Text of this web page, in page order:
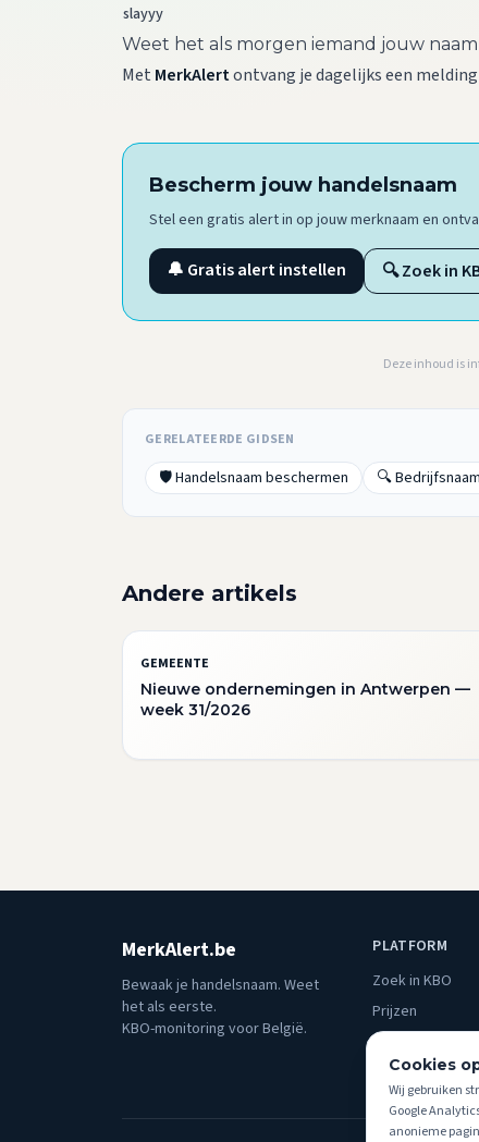
slayyy
Weet het als morgen iemand jouw
Met MerkAlertontvang je dagelijks een
Bescherm jouw handelsnaam
Stel een gratis alert in op jouw merknaam en
🔔 Gratis alert instellen 🔍 Zoek in
Deze inhoud is
GERELATEERDE GIDSEN
🛡️ Handelsnaam beschermen 🔍
Andere artikels
GEMEENTE
Nieuwe ondernemingen in Antwerpen —
week 31/2026
MerkAlert.be
Bewaak je handelsnaam. Weet
het als eerste.
KBO-monitoring voor België.
PLATFORM
Zoek in KBO
Prijzen
Blog
Over ons
Cookies
Wij gebruiken
Google
anonieme